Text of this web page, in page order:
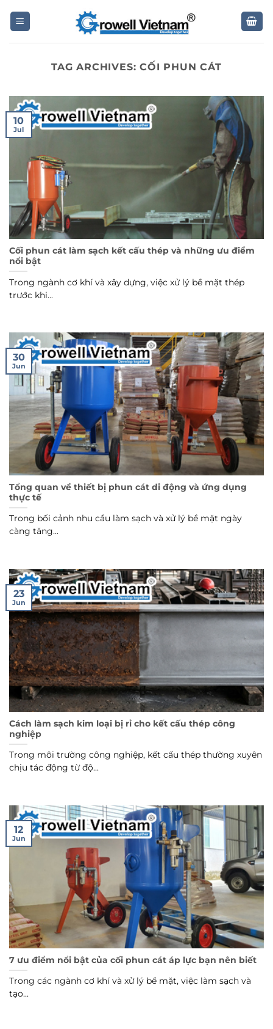
TAG ARCHIVES:CỐI PHUN CÁT
Cối phun cát làm sạch kết cấu thép và những ưu điểm
nổi bật
Trong ngành cơ khí và xây dựng, việc xử lý bề mặt thép
trước khi...
10
Jul
Tổng quan về thiết bị phun cát di động và ứng dụng
thực tế
Trong bối cảnh nhu cầu làm sạch và xử lý bề mặt ngày
càng tăng...
30
Jun
Cách làm sạch kim loại bị rỉ cho kết cấu thép công
nghiệp
Trong môi trường công nghiệp, kết cấu thép thường xuyên
chịu tác động từ độ...
23
Jun
7 ưu điểm nổi bật của cối phun cát áp lực bạn nên biết
Trong các ngành cơ khí và xử lý bề mặt, việc làm sạch và
tạo...
12
Jun